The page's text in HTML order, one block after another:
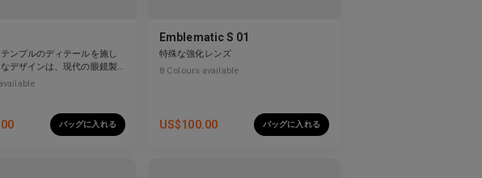
ンプルのディテールを施し
デザインは、現代の眼鏡製
ています。
バッグに入れる
Emblematic S 01
特殊な強化レンズ
8 Colours available
US$100.00 バッグに入れる